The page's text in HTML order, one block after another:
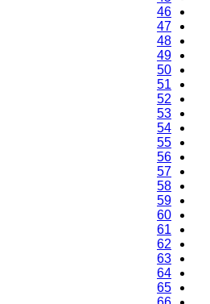
46
47
48
49
50
51
52
53
54
55
56
57
58
59
60
61
62
63
64
65